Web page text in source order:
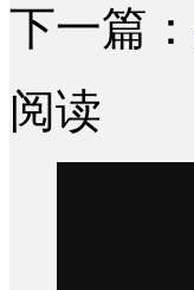
下一篇：
阅读